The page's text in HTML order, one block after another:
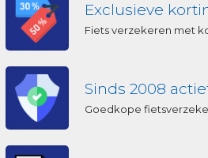
Exclusieve
Fiets verzekeren met
Sinds 2008
Goedkope